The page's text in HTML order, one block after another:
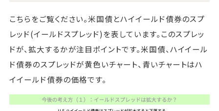
こちらをご覧ください。米国債とハイイールド債券のスプ
レッド(イールドスプレッド)を表しています。このスプレッ
ドが、拡大するかが注目ポイントです。米国債、ハイイール
ド債券のスプレッドが黄色いチャート、青いチャートはハ
イイールド債券の価格です。